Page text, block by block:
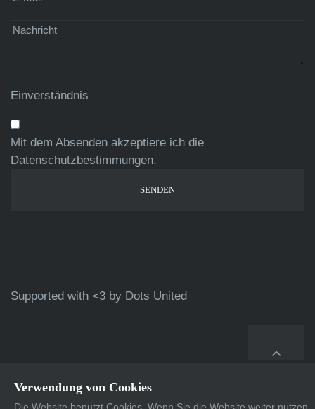
Einverständnis
Mit dem Absenden akzeptiere ich die
Datenschutzbestimmungen.
Supported with <3 by Dots United
Verwendung von Cookies